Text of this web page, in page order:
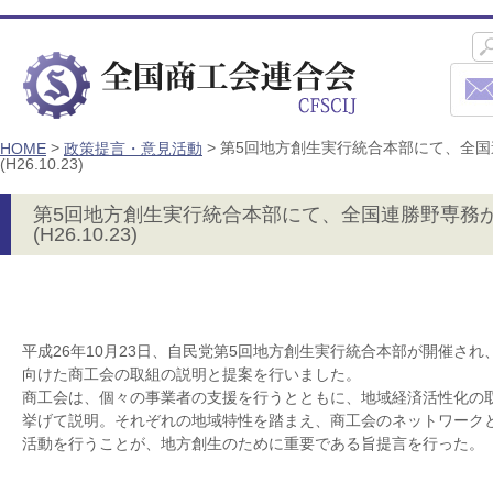
HOME > 政策提言・意見活動 > 第5回地方創生実行統合本部にて、全
(H26.10.23)
第5回地方創生実行統合本部にて、全国連勝野専務
(H26.10.23)
平成26年10月23日、自民党第5回地方創生実行統合本部が開催され
向けた商工会の取組の説明と提案を行いました。
商工会は、個々の事業者の支援を行うとともに、地域経済活性化の
挙げて説明。それぞれの地域特性を踏まえ、商工会のネットワーク
活動を行うことが、地方創生のために重要である旨提言を行った。